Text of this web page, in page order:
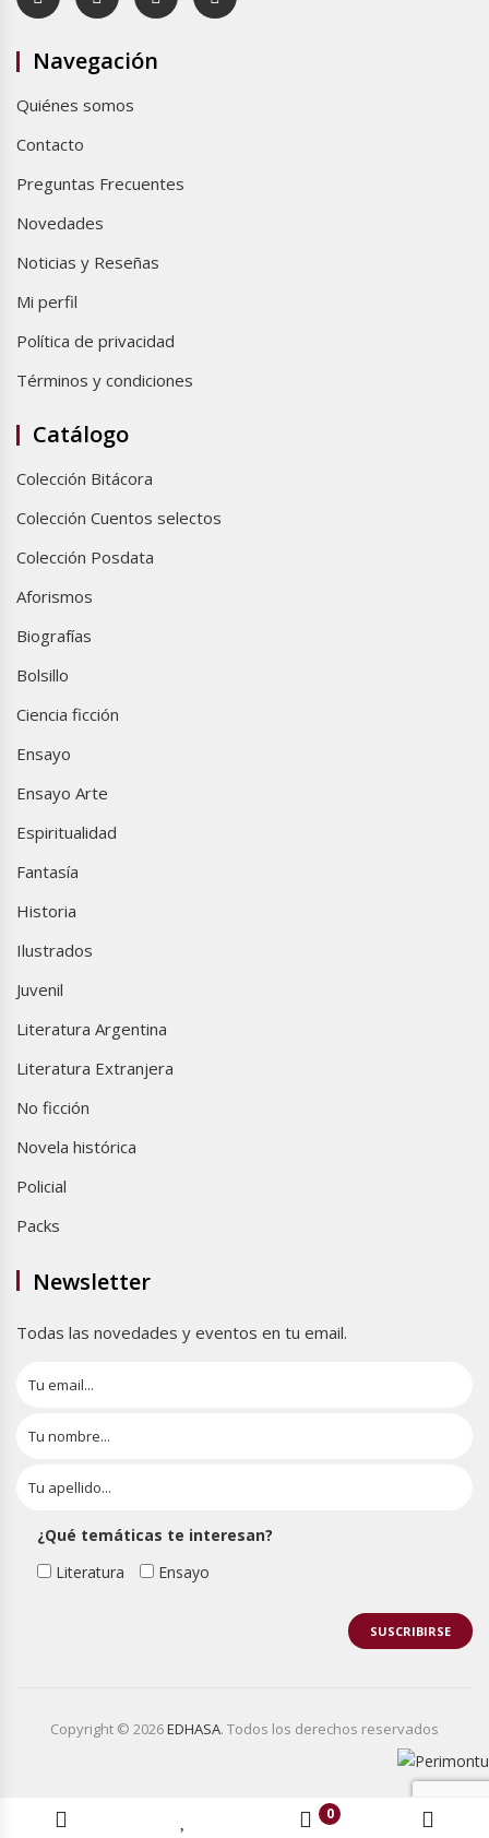
Navegación
Quiénes somos
Contacto
Preguntas Frecuentes
Novedades
Noticias y Reseñas
Mi perfil
Política de privacidad
Términos y condiciones
Catálogo
Colección Bitácora
Colección Cuentos selectos
Colección Posdata
Aforismos
Biografías
Bolsillo
Ciencia ficción
Ensayo
Ensayo Arte
Espiritualidad
Fantasía
Historia
Ilustrados
Juvenil
Literatura Argentina
Literatura Extranjera
No ficción
Novela histórica
Policial
Packs
Newsletter
Todas las novedades y eventos en tu email.
¿Qué temáticas te interesan?
Literatura
Ensayo
Copyright © 2026EDHASA. Todos los derechos reservados
0